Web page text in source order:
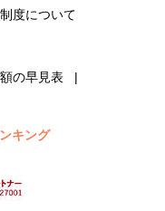
度について
の早見表
キング